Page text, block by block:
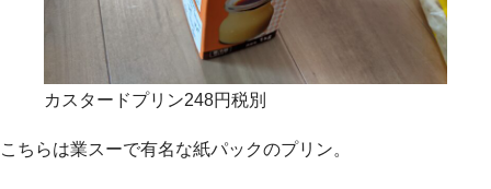
カスタードプリン248円税別
こちらは業スーで有名な紙パックのプリン。